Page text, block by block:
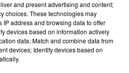
sort enfin le remix de « Love
» avec Kylie Minogue
and present advertising and content;
choices. These technologies may
address and browsing data to offer
devices based on information actively
data; Match and combine data from
devices; Identify devices based on